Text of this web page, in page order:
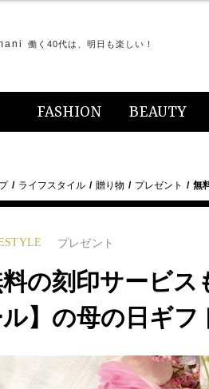
働く40代は、明日も楽しい！
FASHION BEAUTY
ライフスタイル 贈り物 プレゼント 無
プレゼント
の刻印サービス
】の母の日ギフ